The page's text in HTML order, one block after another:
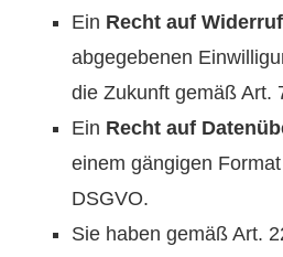
Ein Recht auf Widerruf
abgegebenen
die Zukunft gemäß Art.
Ein Recht auf
einem gängigen
DSGVO.
Sie haben gemäß Art.